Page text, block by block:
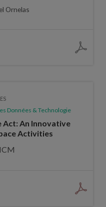
Ornelas
Données & Technologie
Act: An Innovative
Activities